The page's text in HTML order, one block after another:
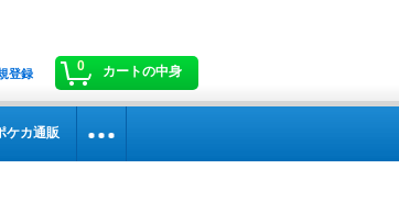
0 カートの中身
登録
ケカ通販